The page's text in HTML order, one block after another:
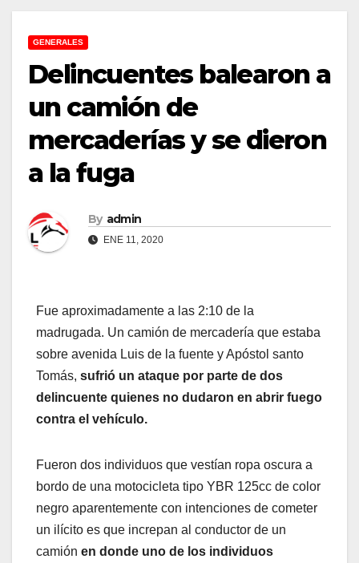
GENERALES
Delincuentes balearon a
un camión de
mercaderías y se dieron
a la fuga
By admin
ENE 11, 2020
Fue aproximadamente a las 2:10 de la
madrugada. Un camión de mercadería que estaba
sobre avenida Luis de la fuente y Apóstol santo
Tomás, sufrió un ataque por parte de dos
delincuente quienes no dudaron en abrir fuego
contra el vehículo.
Fueron dos individuos que vestían ropa oscura a
bordo de una motocicleta tipo YBR 125cc de color
negro aparentemente con intenciones de cometer
un ilícito es que increpan al conductor de un
camión en donde uno de los individuos